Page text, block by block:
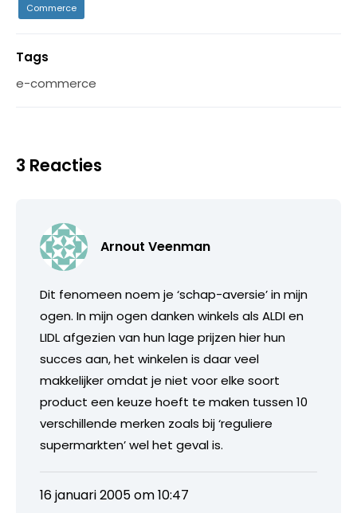
Commerce
Tags
e-commerce
3 Reacties
Arnout Veenman
Dit fenomeen noem je ‘schap-aversie’ in mijn
ogen. In mijn ogen danken winkels als ALDI en
LIDL afgezien van hun lage prijzen hier hun
succes aan, het winkelen is daar veel
makkelijker omdat je niet voor elke soort
product een keuze hoeft te maken tussen 10
verschillende merken zoals bij ‘reguliere
supermarkten’ wel het geval is.
16 januari 2005 om 10:47